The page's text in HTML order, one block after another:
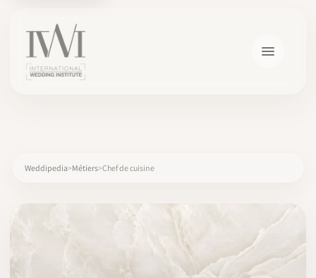
Weddipedia Métiers Chef de cuisine